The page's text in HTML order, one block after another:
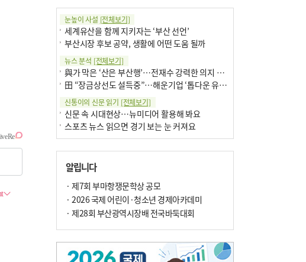
눈높이 사설 [전체보기]
세계유산을 함께 지키자는 ‘부산 선언’
부산시장 후보 공약, 생활에 어떤 도움 될까
뉴스 분석 [전체보기]
與가 막은 ‘산은 부산행’…전재수 강력한 의지 표명 없인 공염불
田 “장금상선도 설득중”…해운기업 ‘톱다운 유치전’ 가속
신통이의 신문 읽기 [전체보기]
신문 속 시대현상…뉴미디어 활용해 봐요
스포츠 뉴스 읽으면 경기 보는 눈 커져요
구·군 승진 축하화분 관행 없애자니 소상공인 울상
팩트체크 [전체보기]
서산 간월암
알립니다
· 제7회 부마항쟁문학상 공모
· 2026 국제 어린이·청소년 경제아카데미
· 제28회 부산광역시장배 전국바둑대회